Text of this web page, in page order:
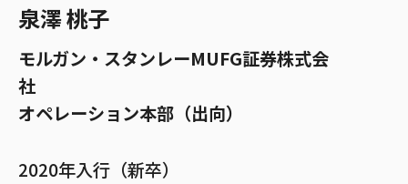
泉澤 桃子
モルガン・スタンレーMUFG証券株式会
社
オペレーション本部 （出向）
2020年入行（新卒）